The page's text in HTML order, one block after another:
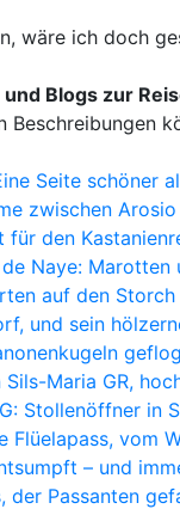
wäre ich doch
Blogs zur
Beschreibungen
Seite schöner
zwischen
für den
Naye: Marotten
auf den
und sein
Maria GR,
Stollenöffner in
Flüelapass, vom
– und
der Passanten